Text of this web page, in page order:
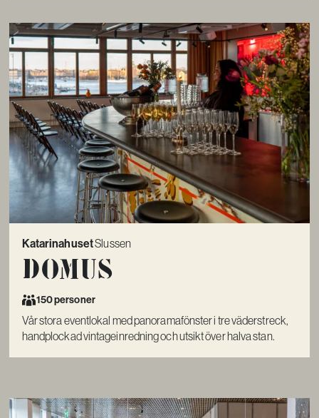
KatarinahusetSlussen
Domus
150 personer
Vår stora eventlokal med panoramafönster i tre väderstreck,
handplockad vintageinredning och utsikt över halva stan.